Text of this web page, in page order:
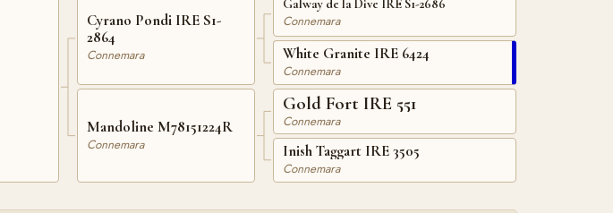
Cyrano Pondi IRE S1-
2864
Connemara
Mandoline M78151224R
Connemara
Galway de la Dive IRE S1-2686
Connemara
White Granite IRE 6424
Connemara
Gold Fort IRE 551
Connemara
Inish Taggart IRE 3505
Connemara